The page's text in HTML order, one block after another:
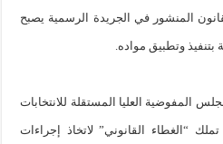
المنشور في الجريدة الرسمية يصبح
بتنفيذ وتطبيق مواده.
العليا المستقلة للانتخابات
“الغطاء القانوني” لاتخاذ إجراءات